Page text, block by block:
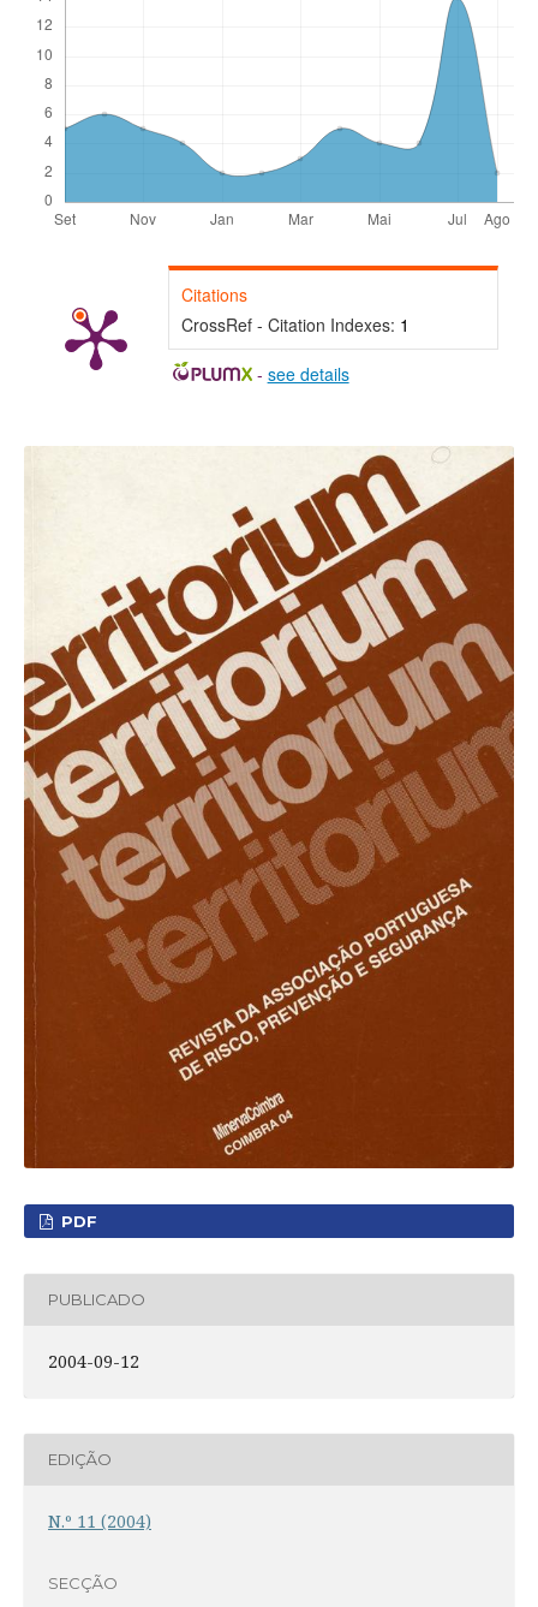
Citations
CrossRef - Citation Indexes: 1
- see details
PDF
PUBLICADO
2004-09-12
EDIÇÃO
N.º 11 (2004)
SECÇÃO